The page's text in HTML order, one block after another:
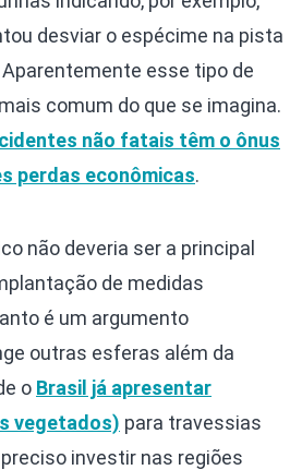
desviar o espécime na pista
esse tipo de
comum do que se imagina.
não fatais têm o ônus
perdas econômicas.
não deveria ser a principal
de medidas
é um argumento
outras esferas além da
o Brasil já apresentar
vegetados) para travessias
investir nas regiões